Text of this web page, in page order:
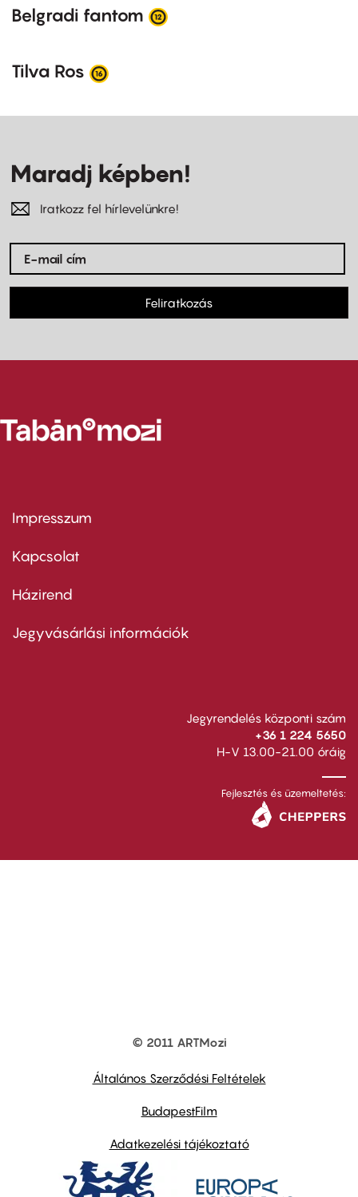
Belgradi fantom
Tilva Ros
Maradj képben!
Iratkozz fel hírlevelünkre!
Feliratkozás
Footer
first
Impresszum
Kapcsolat
Footer
second
Házirend
Jegyvásárlási információk
Jegyrendelés központi szám
+36 1 224 5650
H-V 13.00-21.00 óráig
Fejlesztés és üzemeltetés:
© 2011 ARTMozi
Általános Szerződési Feltételek
BudapestFilm
Adatkezelési tájékoztató